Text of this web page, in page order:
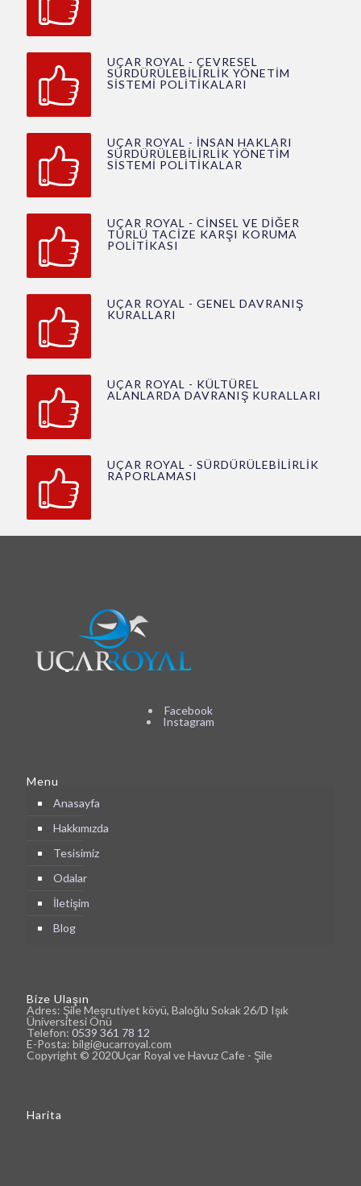
UÇAR ROYAL - ÇEVRESEL
SÜRDÜRÜLEBİLİRLİK YÖNETİM
SİSTEMİ POLİTİKALARI
UÇAR ROYAL - İNSAN HAKLARI
SÜRDÜRÜLEBİLİRLİK YÖNETİM
SİSTEMİ POLİTİKALAR
UÇAR ROYAL - CİNSEL VE DİĞER
TÜRLÜ TACİZE KARŞI KORUMA
POLİTİKASI
UÇAR ROYAL - GENEL DAVRANIŞ
KURALLARI
UÇAR ROYAL - KÜLTÜREL
ALANLARDA DAVRANIŞ KURALLARI
UÇAR ROYAL - SÜRDÜRÜLEBİLİRLİK
RAPORLAMASI
Facebook
Instagram
Menu
Anasayfa
Hakkımızda
Tesisimiz
Odalar
İletişim
Blog
Bize Ulaşın
Adres: Şile Meşrutiyet köyü, Baloğlu Sokak 26/D Işık
Üniversitesi Önü
Telefon: 0539 361 78 12
E-Posta: bilgi@ucarroyal.com
Copyright © 2020Uçar Royal ve Havuz Cafe - Şile
Harita